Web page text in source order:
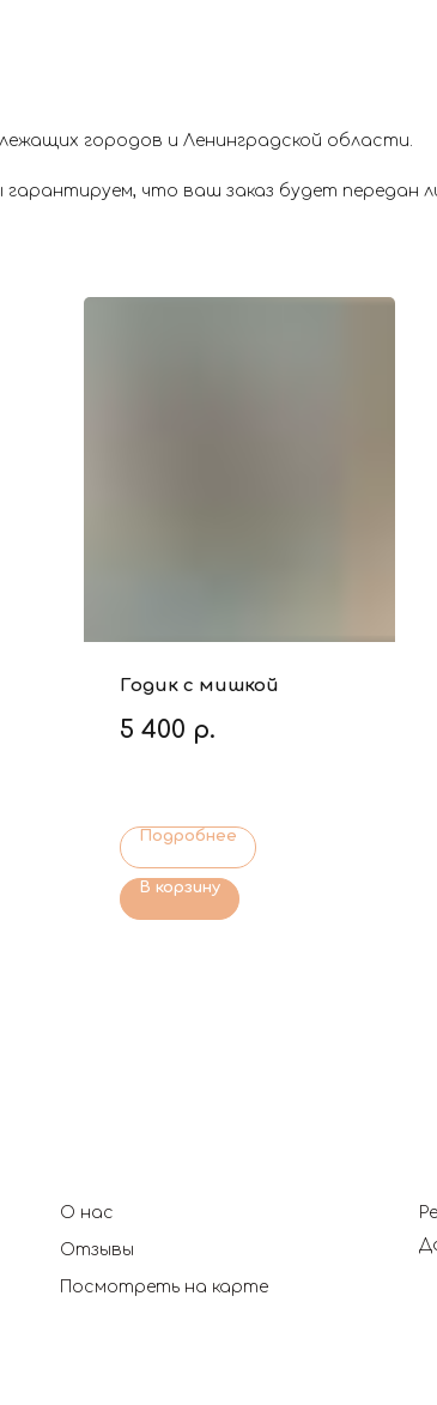
городов и Ленинградской области.
что ваш заказ будет передан
Годик с мишкой
5 400 р.
Подробнее
В корзину
О нас
Отзывы
Посмотреть на карте